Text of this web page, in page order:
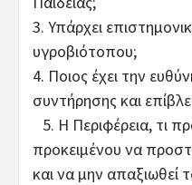
3. Υπάρχει
υγροβιότοπου;
4. Ποιος έχει την
συντήρησης και
5. Η Περιφέρεια, τι
προκειμένου να
και να μην απαξιωθεί